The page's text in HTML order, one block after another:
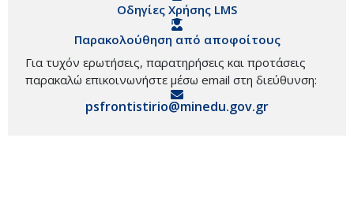
Οδηγίες Χρήσης LMS
Παρακολούθηση από αποφοίτους
Για τυχόν ερωτήσεις, παρατηρήσεις και προτάσεις
παρακαλώ επικοινωνήστε μέσω email στη διεύθυνση:
psfrontistirio@minedu.gov.gr